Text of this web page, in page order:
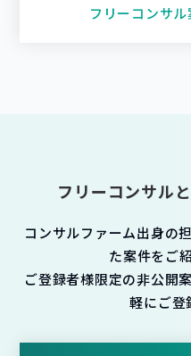
フリーコンサ
フリーコンサル
コンサルファーム出身の
た案件をご
ご登録者様限定の非公開
軽にご登